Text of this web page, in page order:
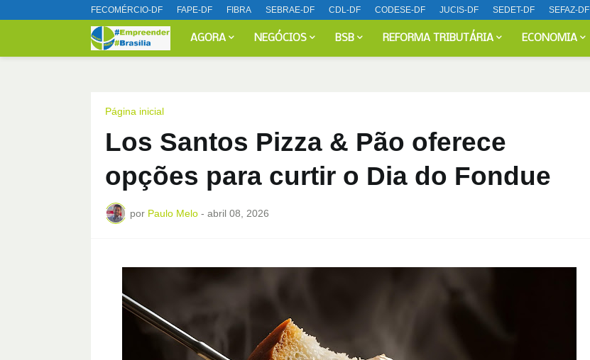
FECOMÉRCIO-DF FAPE-DF FIBRA SEBRAE-DF CDL-DF CODESE-DF JUCIS-DF SEDET-DF SEFAZ-DF
AGORA NEGÓCIOS BSB REFORMA TRIBUTÁRIA ECONOMIA
Página inicial
Los Santos Pizza & Pão oferece
opções para curtir o Dia do Fondue
por Paulo Melo - abril 08, 2026